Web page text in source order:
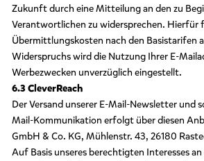
Zukunft durch eine Mitteilung an den zu
Verantwortlichen zu widersprechen. Hierfür
Übermittlungskosten nach den Basistarifen
Widerspruchs wird die Nutzung Ihrer E-
Werbezwecken unverzüglich eingestellt.
6.3 CleverReach
Der Versand unserer E-Mail-Newsletter und
Mail-Kommunikation erfolgt über diesen
GmbH & Co. KG, Mühlenstr. 43, 26180
Auf Basis unseres berechtigten Interesses